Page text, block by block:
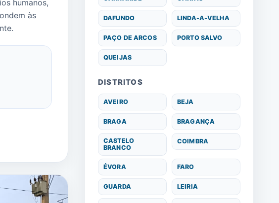
humanos,
às
DAFUNDO LINDA-A-VELHA
PAÇO DE ARCOS PORTO SALVO
QUEIJAS
DISTRITOS
AVEIRO BEJA
BRAGA BRAGANÇA
CASTELO
BRANCO
COIMBRA
ÉVORA FARO
GUARDA LEIRIA